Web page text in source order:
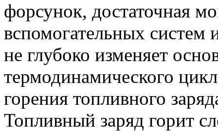
форсунок, достаточная
вспомогательных систем
не глубоко изменяет
термодинамического
горения топливного
Топливный заряд горит